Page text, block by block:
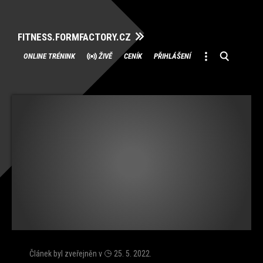
FITNESS.FORMFACTORY.CZ
Přeskočit
na
ONLINE TRÉNINK ŽIVĚ CENÍK PŘIHLÁŠENÍ
Článek byl zveřejněn v 25. 5. 2022